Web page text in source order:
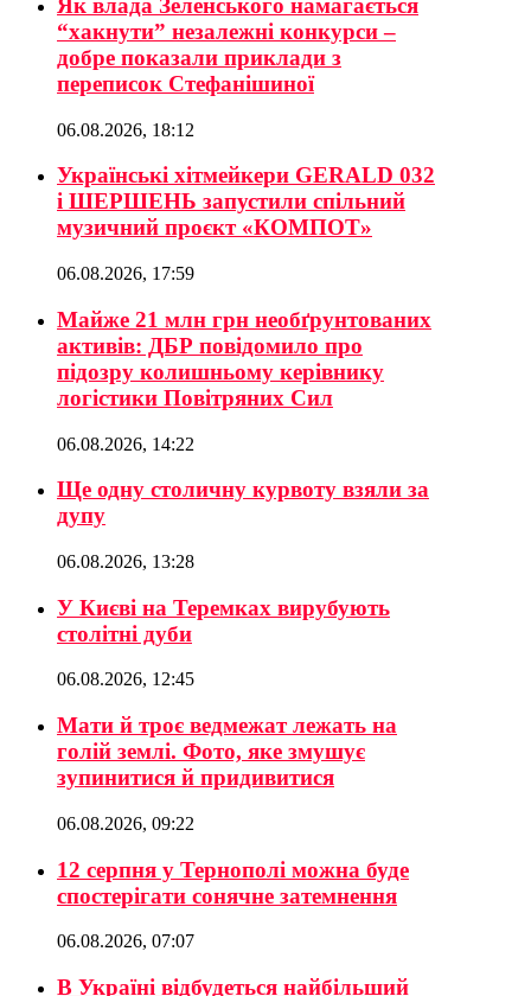
Як влада Зеленського намагається
“хакнути” незалежні конкурси –
добре показали приклади з
переписок Стефанішиної
06.08.2026, 18:12
Українські хітмейкери GERALD 032
і ШЕРШЕНЬ запустили спільний
музичний проєкт «КОМПОТ»
06.08.2026, 17:59
Майже 21 млн грн необґрунтованих
активів: ДБР повідомило про
підозру колишньому керівнику
логістики Повітряних Сил
06.08.2026, 14:22
Ще одну столичну курвоту взяли за
дупу
06.08.2026, 13:28
У Києві на Теремках вирубують
столітні дуби
06.08.2026, 12:45
Мати й троє ведмежат лежать на
голій землі. Фото, яке змушує
зупинитися й придивитися
06.08.2026, 09:22
12 серпня у Тернополі можна буде
спостерігати сонячне затемнення
06.08.2026, 07:07
В Україні відбудеться найбільший